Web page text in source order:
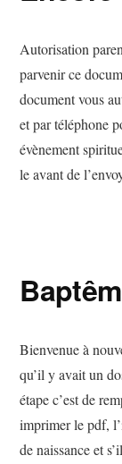
Autorisation
parvenir ce
document vous
et par téléphone
évènement
le avant de
Bienvenue à
qu’il y avait un
étape c’est de
imprimer le pdf,
de naissance et